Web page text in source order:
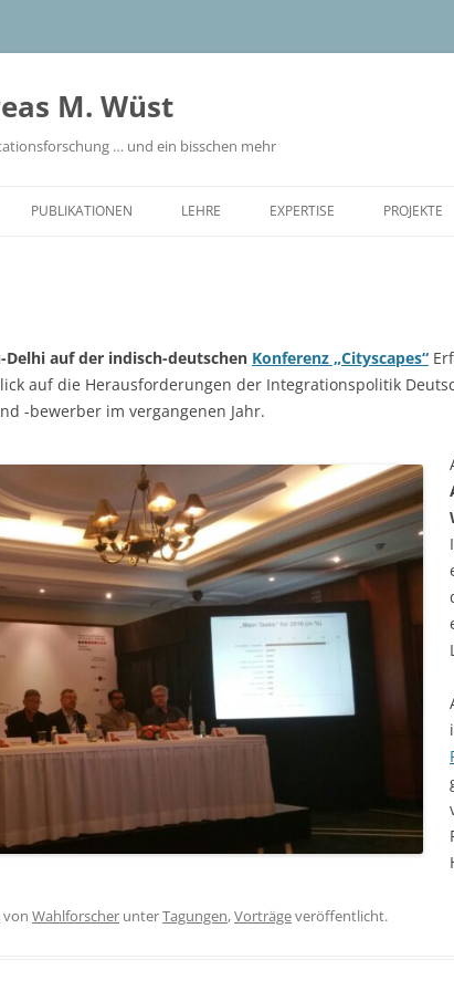
M. Wüst
… und ein bisschen mehr
PUBLIKATIONEN LEHRE EXPERTISE PROJEKTE
Delhi auf der indisch-deutschen Konferenz „Cityscapes“
auf die Herausforderungen der Integrationspolitik
-bewerber im vergangenen Jahr.
von Wahlforscher unterTagungen,Vorträgeveröffentlicht.